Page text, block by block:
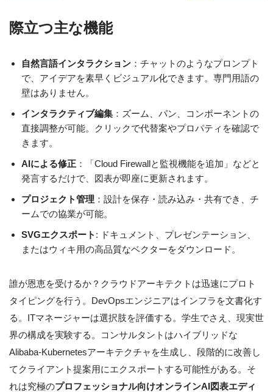
際立つ主な機能
自然言語インタラクション ：チャットのようなプロンプト
で、アイデアを素早くビジュアル化できます。専門用語の
壁はありません。
インタラクティブ編集 ：ズーム、パン、コンポーネントの
直接調整が可能。クリックで代替案やプロパティを確認で
きます。
AIによる修正 ：「Cloud Firewallと監視機能を追加」などと
発言するだけで、図表が即座に更新されます。
プロジェクト管理 ：設計を保存・読み込み・共有でき、チ
ームでの協業が可能。
SVGエクスポート : ドキュメント、プレゼンテーション、
またはウィキ用の高品質なベクターをダウンロード。
誰が恩恵を受けるか？クラウドアーキテクトは迅速にプロト
タイピングを行う。DevOpsエンジニアはインフラを文書化す
る。ITマネージャーは選択肢を評価する。学生でさえ、現実世
界の構成を実験する。コンサルタントはハイブリッドな
Alibaba-Kubernetesアーキテクチャを生成し、段階的に改善し
てクライアント提案用にエクスポートする可能性がある。そ
れは究極のプロフェッショナル向けオンラインAI図表エディ